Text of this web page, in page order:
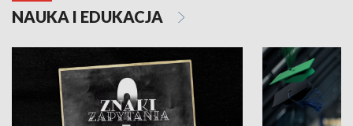
NAUKA I EDUKACJA